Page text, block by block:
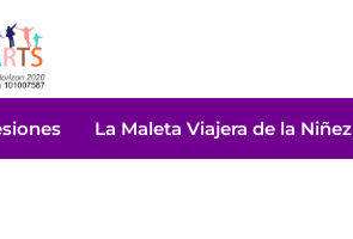
La Maleta Viajera de la Niñez